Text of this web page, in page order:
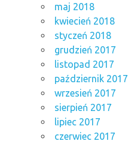
maj 2018
kwiecień 2018
styczeń 2018
grudzień 2017
listopad 2017
październik 2017
wrzesień 2017
sierpień 2017
lipiec 2017
czerwiec 2017